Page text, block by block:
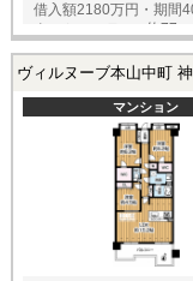
借入額2180万円・期間40年の場合） ◎物件のポ
クコミュニティ ■約77
分ですので階下にお部
内覧可能物件！お好き
か、もしくは24時間対
お問い合わせ下さい！
ご来店が困難な場合は
ヴィルヌーブ本山中町
マンション